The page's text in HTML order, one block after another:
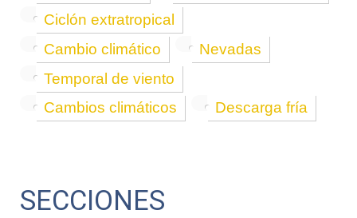
Ciclón extratropical
Cambio climático
Nevadas
Temporal de viento
Cambios climáticos Descarga fría
SECCIONES